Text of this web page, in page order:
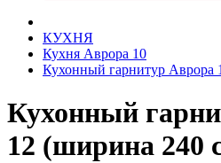
КУХНЯ
Кухня Аврора 10
Кухонный гарнитур Аврора
Кухонный
12 (ширина 240